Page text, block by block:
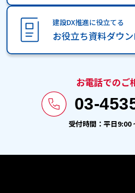
お役立ち資料ダウ
建設DX推進に役立てる
お電話でのご
03-
受付時間：平日9:00